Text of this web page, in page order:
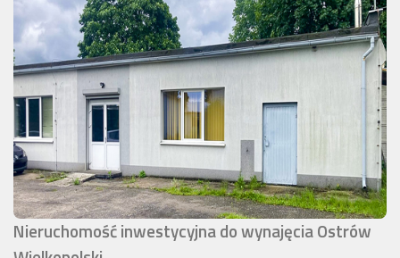
Nieruchomość inwestycyjna do wynajęcia Ostrów